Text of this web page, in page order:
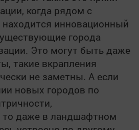
когда рядом с
инновационный
города
Это могут быть даже
такие вкрапления
не заметны. А если
новых городов по
то даже в ландшафтном